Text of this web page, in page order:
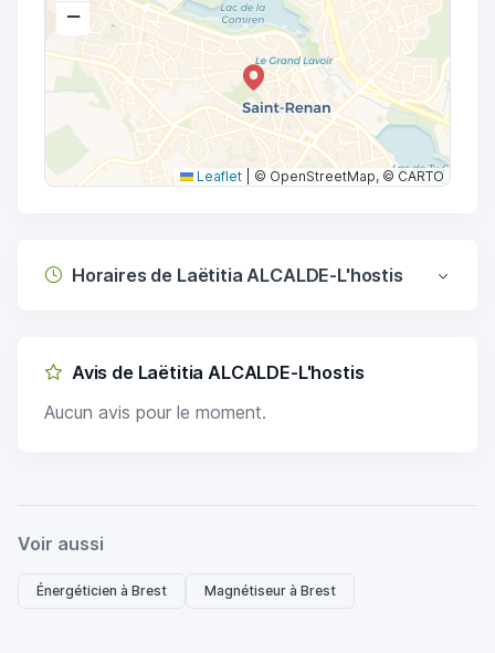
−
Leaflet © OpenStreetMap, © CARTO
Horaires de Laëtitia ALCALDE-L'hostis
Avis de Laëtitia ALCALDE-L'hostis
Aucun avis pour le moment.
Voir aussi
Énergéticien à Brest Magnétiseur à Brest